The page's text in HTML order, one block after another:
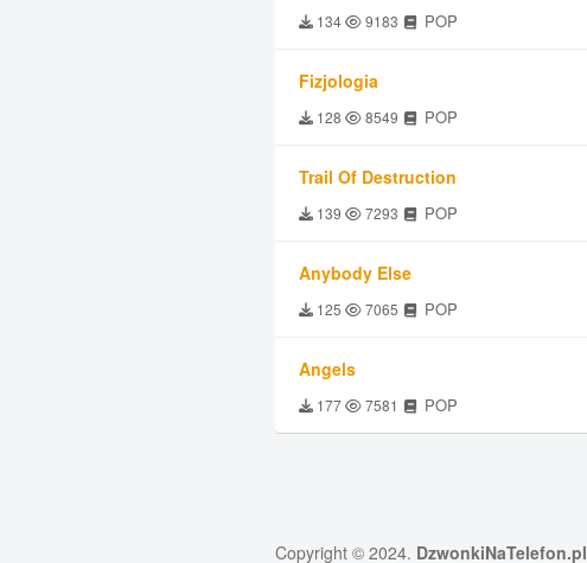
134 9183 POP
Fizjologia
128 8549 POP
Trail Of Destruction
139 7293 POP
Anybody Else
125 7065 POP
Angels
177 7581 POP
Copyright © 2024. DzwonkiNaTelefon.pl